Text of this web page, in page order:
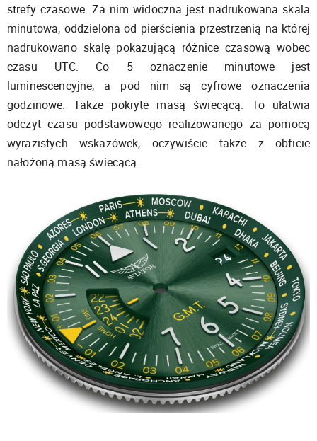
strefy czasowe. Za nim widoczna jest nadrukowana skala
minutowa, oddzielona od pierścienia przestrzenią na której
nadrukowano skalę pokazującą różnice czasową wobec
czasu UTC. Co 5 oznaczenie minutowe jest
luminescencyjne, a pod nim są cyfrowe oznaczenia
godzinowe. Także pokryte masą świecącą. To ułatwia
odczyt czasu podstawowego realizowanego za pomocą
wyrazistych wskazówek, oczywiście także z obficie
nałożoną masą świecącą.